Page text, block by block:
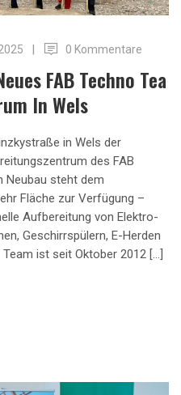
| 0 Kommentare
FAB Techno Tea
In Wels
in Wels der
des FAB
Neubau steht dem
Fläche zur Verfügung –
Aufbereitung von Elektro-
Geschirrspülern, E-Herden
ist seit Oktober 2012 […]